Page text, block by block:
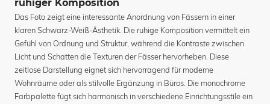
ruhiger Komposition
Das Foto zeigt eine interessante Anordnung von Fässern in einer
klaren Schwarz-Weiß-Ästhetik. Die ruhige Komposition vermittelt ein
Gefühl von Ordnung und Struktur, während die Kontraste zwischen
Licht und Schatten die Texturen der Fässer hervorheben. Diese
zeitlose Darstellung eignet sich hervorragend für moderne
Wohnräume oder als stilvolle Ergänzung in Büros. Die monochrome
Farbpalette fügt sich harmonisch in verschiedene Einrichtungsstile ein